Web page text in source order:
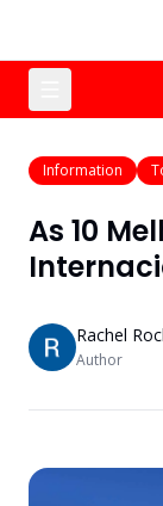
Information
As 10
Rachel
Author